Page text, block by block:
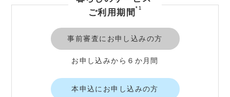
ご利用期間 *1
事前審査にお申し込みの方
お申し込みから６か月間
本申込にお申し込みの方